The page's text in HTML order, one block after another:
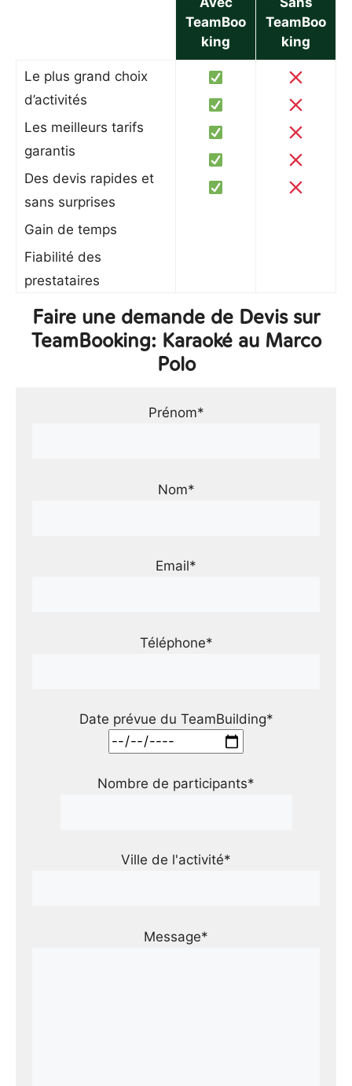
TeamBoo
king
TeamBoo
king
Le plus grand choix
d’activités
Les meilleurs tarifs
garantis
Des devis rapides et
sans surprises
Gain de temps
Fiabilité des
prestataires
Faire une demande de Devis sur
TeamBooking: Karaoké au Marco
Polo
Prénom*
Nom*
Email*
Téléphone*
Date prévue du TeamBuilding*
Nombre de participants*
Ville de l'activité*
Message*